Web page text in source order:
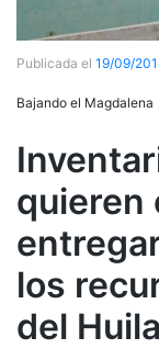
Publicada el 19/09/
Bajando el Magdalena
quieren
los
del Huila